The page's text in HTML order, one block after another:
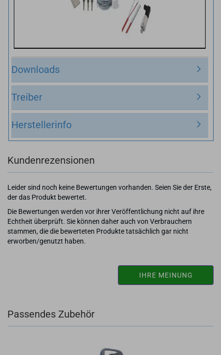
Downloads
Treiber
Herstellerinfo
Kundenrezensionen
Leider sind noch keine Bewertungen vorhanden. Seien Sie der Erste,
der das Produkt bewertet.
Die Bewertungen werden vor ihrer Veröffentlichung nicht auf ihre
Echtheit überprüft. Sie können daher auch von Verbrauchern
stammen, die die bewerteten Produkte tatsächlich gar nicht
erworben/genutzt haben.
IHRE MEINUNG
Passendes Zubehör